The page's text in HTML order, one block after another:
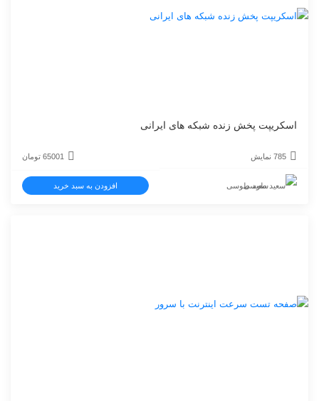
اسکریپت پخش زنده شبکه های ایرانی
785 نمایش 65001 تومان
سعید طوسی افزودن به سبد خرید